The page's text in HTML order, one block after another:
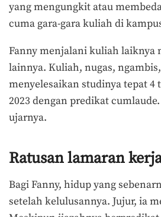
yang mengungkit atau
cuma gara-gara kuliah di
Fanny menjalani kuliah laiknya
lainnya. Kuliah, nugas,
menyelesaikan studinya tepat 4
2023 dengan predikat cumlaude.
ujarnya.
Ratusan lamaran
Bagi Fanny, hidup yang
setelah kelulusannya. Jujur, ia